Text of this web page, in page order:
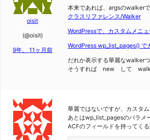
oisit
(@oisit)
9年、 11ヶ月前
本来であれば、argsのwalker
クラスリファレンス/Walker
WordPressで、カスタムメニ
WordPress wp_list_pages() で
だれか表示する華麗なwalker
そうすれば new して
華麗ではないですが、カスタ
あとはwp_list_pagesのパラメ
ACFのフィールドを持ってく